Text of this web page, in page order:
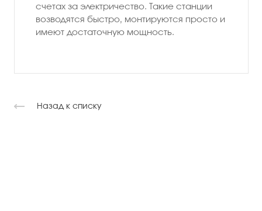
счетах за электричество. Такие станции
возводятся быстро, монтируются просто и
имеют достаточную мощность.
Назад к списку